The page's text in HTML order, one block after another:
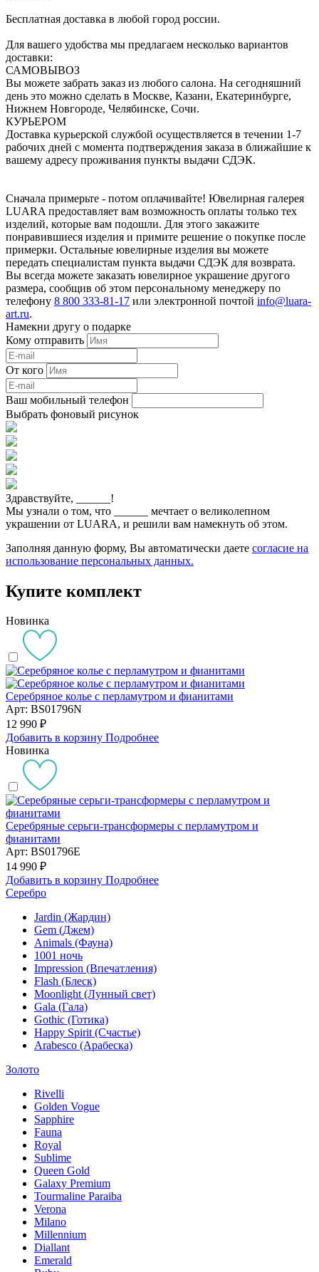
Бесплатная доставка в любой город россии.
Для вашего удобства мы предлагаем несколько вариантов
доставки:
САМОВЫВОЗ
Вы можете забрать заказ из любого салона. На сегодняшний
день это можно сделать в Москве, Казани, Екатеринбурге,
Нижнем Новгороде, Челябинске, Сочи.
КУРЬЕРОМ
Доставка курьерской службой осуществляется в течении 1-7
рабочих дней с момента подтверждения заказа в ближайшие к
вашему адресу проживания пункты выдачи СДЭК.
Сначала примерьте - потом оплачивайте! Ювелирная галерея
LUARA предоставляет вам возможность оплаты только тех
изделий, которые вам подошли. Для этого закажите
понравившиеся изделия и примите решение о покупке после
примерки. Остальные ювелирные изделия вы можете
передать специалистам пункта выдачи СДЭК для возврата.
Вы всегда можете заказать ювелирное украшение другого
размера, сообщив об этом персональному менеджеру по
телефону 8 800 333-81-17 или электронной почтой info@luara-
art.ru.
Намекни другу о подарке
Кому отправить
От кого
Ваш мобильный телефон
Выбрать фоновый рисунок
Здравствуйте,
!
Мы узнали о том, что
мечтает о великолепном
украшении от LUARA, и решили вам намекнуть об этом.
Заполняя данную форму, Вы автоматически даете согласие на
использование персональных данных.
Купите комплект
Новинка
Серебряное колье с перламутром и фианитами
Арт: BS01796N
12 990 ₽
Добавить в корзину Подробнее
Новинка
Серебряные серьги-трансформеры с перламутром и
фианитами
Арт: BS01796E
14 990 ₽
Добавить в корзину Подробнее
Серебро
Jardin (Жардин)
Gem (Джем)
Animals (Фауна)
1001 ночь
Impression (Впечатления)
Flash (Блеск)
Moonlight (Лунный свет)
Gala (Гала)
Gothic (Готика)
Happy Spirit (Счастье)
Arabesco (Арабеска)
Золото
Rivelli
Golden Vogue
Sapphire
Fauna
Royal
Sublime
Queen Gold
Galaxy Premium
Tourmaline Paraiba
Verona
Milano
Millennium
Diallant
Emerald